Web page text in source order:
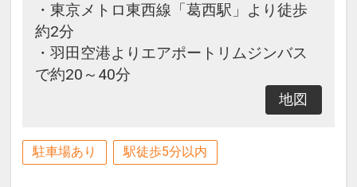
・東京メトロ東西線「葛西駅」より徒歩
約2分
・羽田空港よりエアポートリムジンバス
で約20～40分
地図
駐車場あり 駅徒歩5分以内